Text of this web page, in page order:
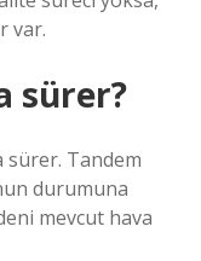
var.
sürer?
sürer. Tandem
durumuna
mevcut hava